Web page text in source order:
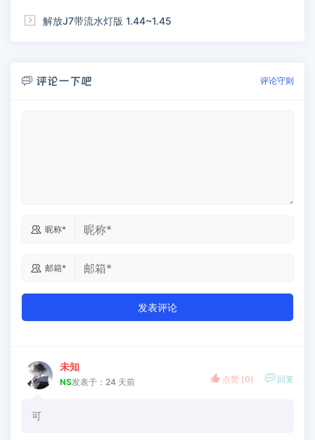
 解放J7带流水灯版 1.44~1.45
 评论一下吧 评论守则
 昵称*
 邮箱*
发表评论
未知
NS发表于：24 天前
可
 点赞 (0)  回复